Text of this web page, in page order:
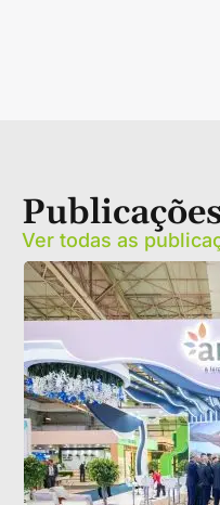
Ver todas as